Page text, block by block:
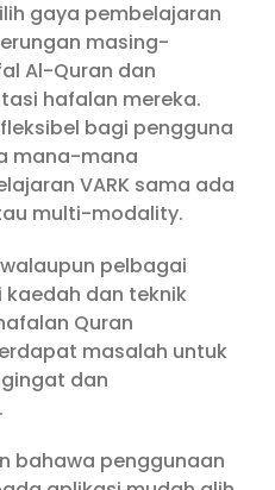
gaya pembelajaran
masing-
Al-Quran dan
hafalan mereka.
bagi pengguna
mana-mana
VARK sama ada
multi-modality.
pelbagai
kaedah dan teknik
Quran
masalah untuk
dan
bahawa penggunaan